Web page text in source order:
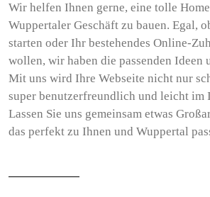
Wir helfen Ihnen gerne, eine tolle
Wuppertaler Geschäft zu bauen. Egal,
starten oder Ihr bestehendes Online-
wollen, wir haben die passenden Ideen
Mit uns wird Ihre Webseite nicht nur
super benutzerfreundlich und leicht im
Lassen Sie uns gemeinsam etwas
das perfekt zu Ihnen und Wuppertal